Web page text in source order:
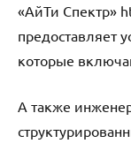
«АйТи Спектр»
предоставляет
которые
А также